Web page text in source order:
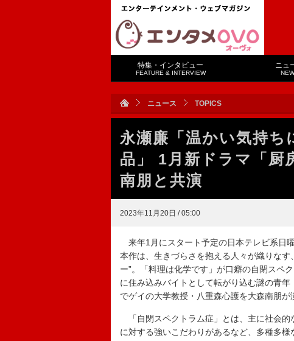
特集・インタビュー
FEATURE & INTERVIEW
ニュ
ニュース TOPICS
永瀬廉「温かい気持
品」 1月新ドラマ「厨
南朋と共演
2023年11月20日 / 05:00
来年1月にスタート予定の日本テレビ系日
本作は、生きづらさを抱える人々が織りな
ー”。「料理は化学です」が口癖の自閉スペ
に住み込みバイトとして転がり込む謎の青
でゲイの大学教授・八重森心護を大森南朋が
「自閉スペクトラム症」とは、主に社会的
に対する強いこだわりがあるなど、多種多様